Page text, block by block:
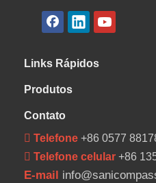
Links Rápidos
Produtos
Contato
 Telefone +86 0577
 Telefone celular +86
E-mail